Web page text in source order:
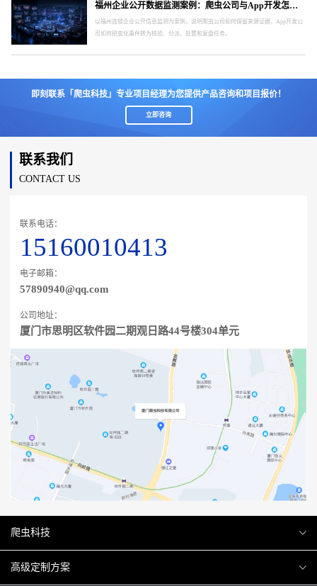
福州企业公开数据监测案例：爬虫公司与App开发怎样形成处置闭环
以福州连锁企业公开信息监测为案例，说明爬虫公司如何保留来源证据，App开发公
司如何把变化事件转为核验、分派、处置和复盘任务。
即刻联系「爬虫科技」专业项目经理为您提供产品咨询和项目报价！
立即咨询
联系我们
CONTACT US
联系电话：
15160010413
电子邮箱：
57890940@qq.com
公司地址：
厦门市思明区软件园二期观日路44号楼304单元
爬虫科技
爬虫案例
高级定制方案